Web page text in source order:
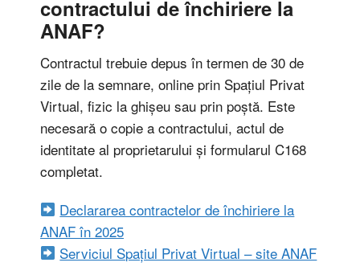
contractului de închiriere la
ANAF?
Contractul trebuie depus în termen de 30 de
zile de la semnare, online prin Spațiul Privat
Virtual, fizic la ghișeu sau prin poștă. Este
necesară o copie a contractului, actul de
identitate al proprietarului și formularul C168
completat.
Declararea contractelor de închiriere la
ANAF în 2025
Serviciul Spațiul Privat Virtual – site ANAF